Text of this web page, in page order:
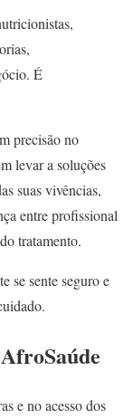
É
precisão no
levar a soluções
suas vivências,
entre profissional
tratamento.
se sente seguro e
e no acesso dos